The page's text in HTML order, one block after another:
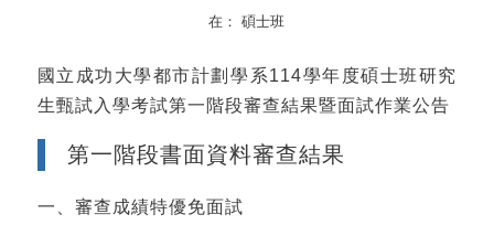
在：碩士班
國立成功大學都市計劃學系114學年度碩士班研究
生甄試入學考試第一階段審查結果暨面試作業公告
第一階段書面資料審查結果
一、審查成績特優免面試